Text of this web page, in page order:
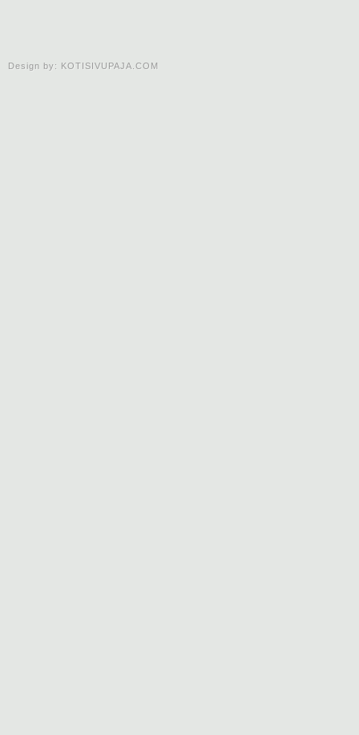
Design by: KOTISIVUPAJA.COM